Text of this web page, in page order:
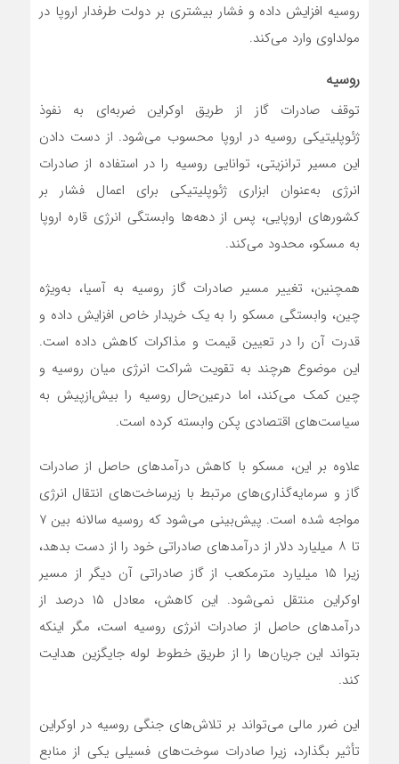
روسیه افزایش داده و فشار بیشتری بر دولت طرفدار اروپا در
مولداوی وارد می‌کند.
روسیه
توقف صادرات گاز از طریق اوکراین ضربه‌ای به نفوذ
ژئوپلیتیکی روسیه در اروپا محسوب می‌شود. از دست دادن
این مسیر ترانزیتی، توانایی روسیه را در استفاده از صادرات
انرژی به‌عنوان ابزاری ژئوپلیتیکی برای اعمال فشار بر
کشورهای اروپایی، پس از دهه‌ها وابستگی انرژی قاره اروپا
به مسکو، محدود می‌کند.
همچنین، تغییر مسیر صادرات گاز روسیه به آسیا، به‌ویژه
چین، وابستگی مسکو را به یک خریدار خاص افزایش داده و
قدرت آن را در تعیین قیمت و مذاکرات کاهش داده است.
این موضوع هرچند به تقویت شراکت انرژی میان روسیه و
چین کمک می‌کند، اما درعین‌حال روسیه را بیش‌ازپیش به
سیاست‌های اقتصادی پکن وابسته کرده است.
علاوه بر این، مسکو با کاهش درآمدهای حاصل از صادرات
گاز و سرمایه‌گذاری‌های مرتبط با زیرساخت‌های انتقال انرژی
مواجه شده است. پیش‌بینی می‌شود که روسیه سالانه بین ۷
تا ۸ میلیارد دلار از درآمدهای صادراتی خود را از دست بدهد،
زیرا ۱۵ میلیارد مترمکعب از گاز صادراتی آن دیگر از مسیر
اوکراین منتقل نمی‌شود. این کاهش، معادل ۱۵ درصد از
درآمدهای حاصل از صادرات انرژی روسیه است، مگر اینکه
بتواند این جریان‌ها را از طریق خطوط لوله جایگزین هدایت
کند.
این ضرر مالی می‌تواند بر تلاش‌های جنگی روسیه در اوکراین
تأثیر بگذارد، زیرا صادرات سوخت‌های فسیلی یکی از منابع